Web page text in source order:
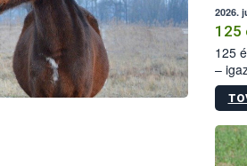
2026.
125
125
–
15.